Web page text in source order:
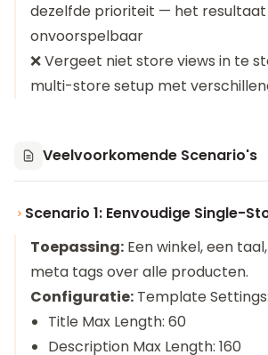
dezelfde prioriteit — het
onvoorspelbaar
❌ Vergeet niet store views in te
multi-store setup met
Veelvoorkomende Scenario's
Scenario 1: Eenvoudige Single-
Toepassing: Een winkel, een
meta tags over alle producten.
Configuratie: Template Settings:
Title Max Length: 60
Description Max Length: 160